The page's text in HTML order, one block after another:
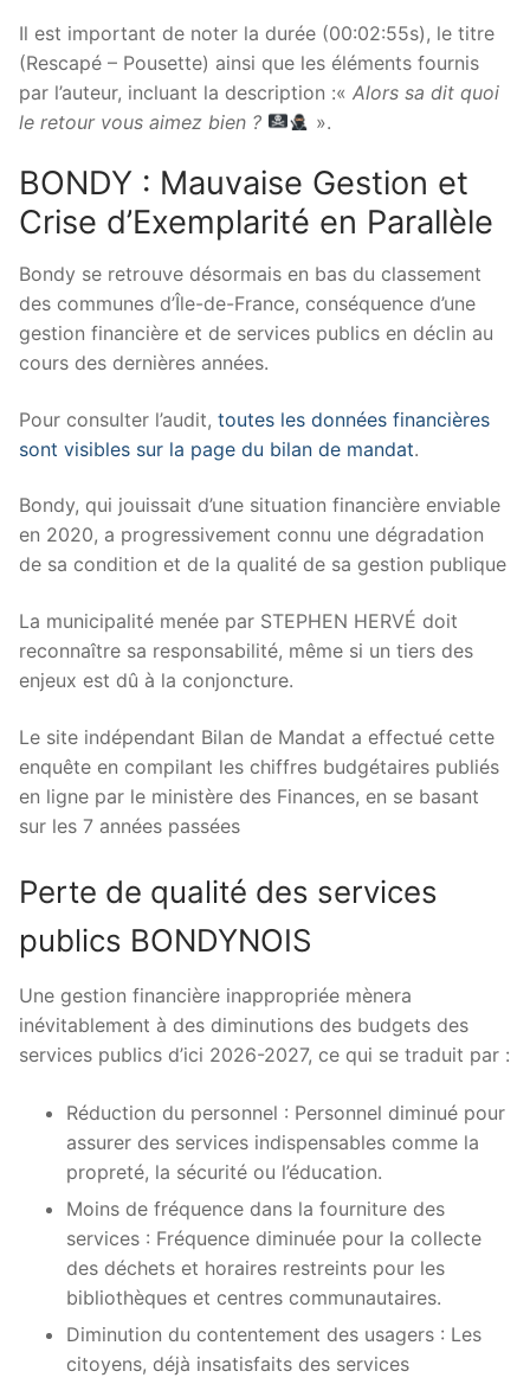
Il est important de noter la durée (00:02:55s), le titre
(Rescapé – Pousette) ainsi que les éléments fournis
par l’auteur, incluant la description :« Alors sa dit quoi
le retour vous aimez bien ?
».
BONDY : Mauvaise Gestion et
Crise d’Exemplarité en Parallèle
Bondy se retrouve désormais en bas du classement
des communes d’Île-de-France, conséquence d’une
gestion financière et de services publics en déclin au
cours des dernières années.
Pour consulter l’audit, toutes les données financières
sont visibles sur la page du bilan de mandat.
Bondy, qui jouissait d’une situation financière enviable
en 2020, a progressivement connu une dégradation
de sa condition et de la qualité de sa gestion publique
La municipalité menée par STEPHEN HERVÉ doit
reconnaître sa responsabilité, même si un tiers des
enjeux est dû à la conjoncture.
Le site indépendant Bilan de Mandat a effectué cette
enquête en compilant les chiffres budgétaires publiés
en ligne par le ministère des Finances, en se basant
sur les 7 années passées
Perte de qualité des services
publics BONDYNOIS
Une gestion financière inappropriée mènera
inévitablement à des diminutions des budgets des
services publics d’ici 2026-2027, ce qui se traduit par :
Réduction du personnel : Personnel diminué pour
assurer des services indispensables comme la
propreté, la sécurité ou l’éducation.
Moins de fréquence dans la fourniture des
services : Fréquence diminuée pour la collecte
des déchets et horaires restreints pour les
bibliothèques et centres communautaires.
Diminution du contentement des usagers : Les
citoyens, déjà insatisfaits des services